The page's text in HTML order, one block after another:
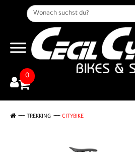
0
TREKKING CITYBIKE